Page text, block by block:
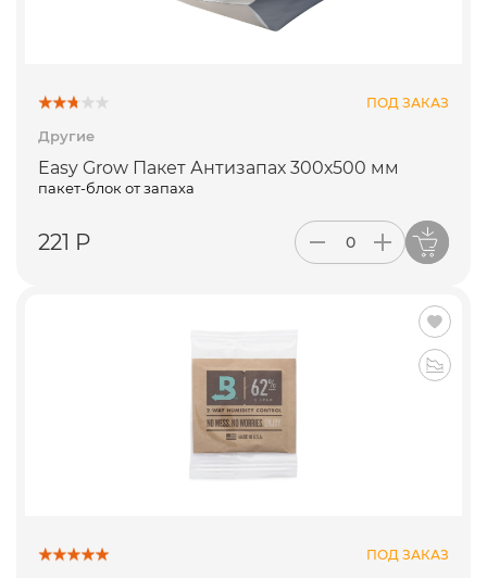
ПОД ЗАКАЗ
Другие
Easy Grow Пакет Антизапах 300х500 мм
пакет-блок от запаха
221 Р
ПОД ЗАКАЗ